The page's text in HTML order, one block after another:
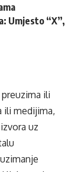
Umjesto “X”,
ili
ili medijima,
uz